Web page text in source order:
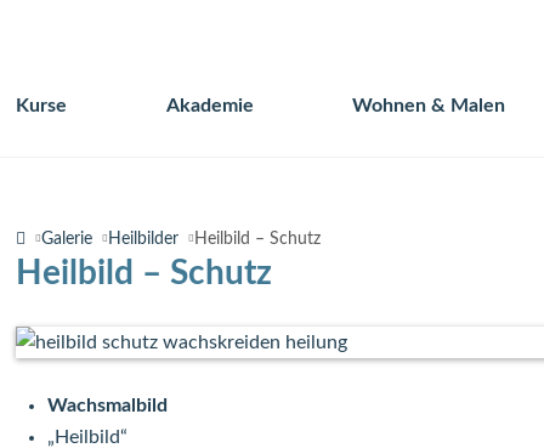
Navigation
Kurse Akademie Wohnen & Malen
Galerie Heilbilder Heilbild – Schutz
Heilbild – Schutz
Wachsmalbild
„Heilbild“